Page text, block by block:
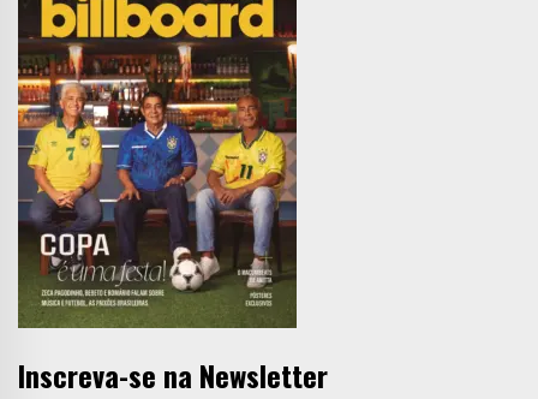
Inscreva-se na Newsletter